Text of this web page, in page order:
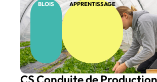
BLOIS APPRENTISSAGE